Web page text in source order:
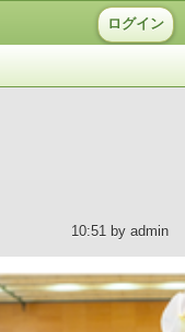
ログイン
10:51 by admin